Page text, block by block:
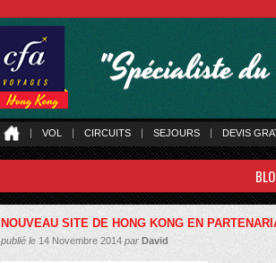
"Spécialiste
VOL CIRCUITS SEJOURS DEVIS
NOUVEAU SITE DE HONG KONG EN
publié le 14 Novembre 2014 par David